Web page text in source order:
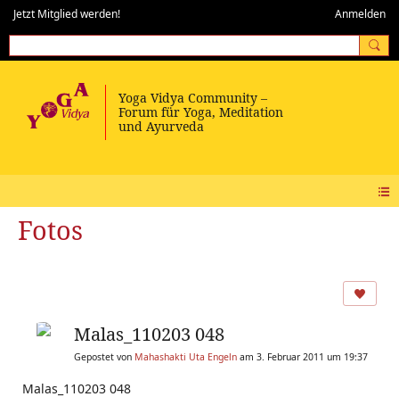
Jetzt Mitglied werden! Anmelden
Fotos
Malas_110203 048
Gepostet von Mahashakti Uta Engeln am 3. Februar 2011 um 19:37
Malas_110203 048